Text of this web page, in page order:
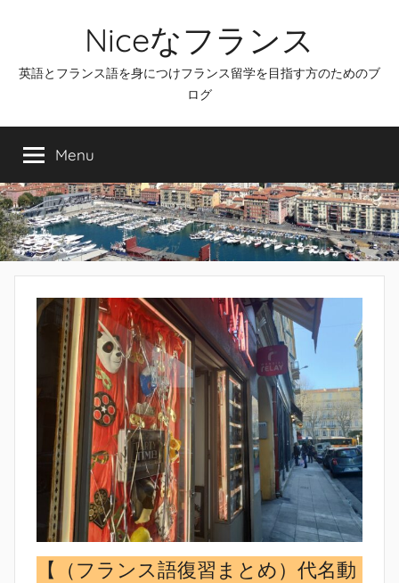
Niceなフランス
英語とフランス語を身につけフランス留学を目指す方のためのブ
ログ
Menu
【（フランス語復習まとめ）代名動